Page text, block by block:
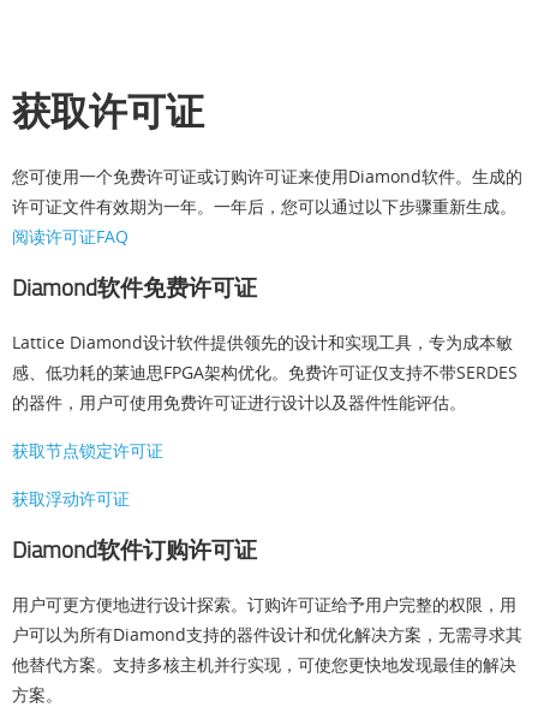
获取许可证
您可使用一个免费许可证或订购许可证来使用Diamond软件。生成的
许可证文件有效期为一年。一年后，您可以通过以下步骤重新生成。
阅读许可证FAQ
Diamond软件免费许可证
Lattice Diamond设计软件提供领先的设计和实现工具，专为成本敏
感、低功耗的莱迪思FPGA架构优化。免费许可证仅支持不带SERDES
的器件，用户可使用免费许可证进行设计以及器件性能评估。
获取节点锁定许可证
获取浮动许可证
Diamond软件订购许可证
用户可更方便地进行设计探索。订购许可证给予用户完整的权限，用
户可以为所有Diamond支持的器件设计和优化解决方案，无需寻求其
他替代方案。支持多核主机并行实现，可使您更快地发现最佳的解决
方案。